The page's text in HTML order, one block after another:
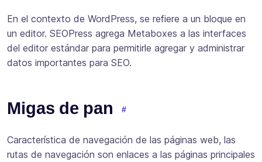
En el contexto de WordPress, se refiere a un bloque en
un editor. SEOPress agrega Metaboxes a las interfaces
del editor estándar para permitirle agregar y administrar
datos importantes para SEO.
Migas de pan
Característica de navegación de las páginas web, las
rutas de navegación son enlaces a las páginas principales